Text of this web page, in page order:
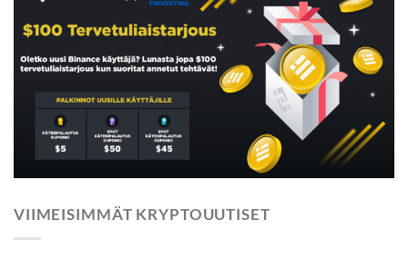
VIIMEISIMMÄT KRYPTOUUTISET